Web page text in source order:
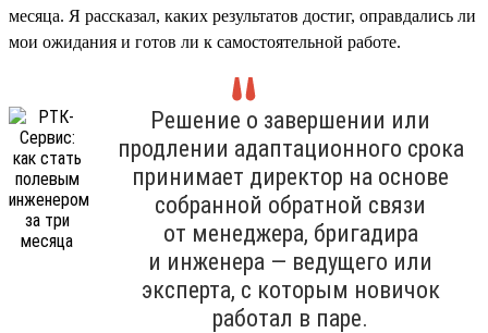
месяца. Я рассказал, каких результатов достиг, оправдались ли
мои ожидания и готов ли к самостоятельной работе.
Решение о завершении или
продлении адаптационного срока
принимает директор на основе
собранной обратной связи
от менеджера, бригадира
и инженера — ведущего или
эксперта, с которым новичок
работал в паре.